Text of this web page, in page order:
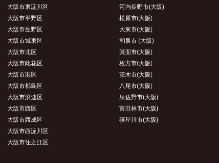
大阪市東淀川区
大阪市平野区
大阪市生野区
大阪市城東区
大阪市北区
大阪市此花区
大阪市港区
大阪市都島区
大阪市浪速区
大阪市西区
大阪市西成区
大阪市西淀川区
大阪市住之江区
河内長野市(大阪)
松原市(大阪)
大東市(大阪)
和泉市 (大阪)
箕面市(大阪)
枚方市(大阪)
茨木市(大阪)
八尾市(大阪)
泉佐野市(大阪)
富田林市(大阪)
寝屋川市(大阪)